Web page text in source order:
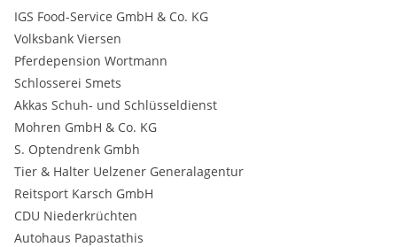
IGS Food-Service GmbH & Co. KG
Volksbank Viersen
Pferdepension Wortmann
Schlosserei Smets
Akkas Schuh- und Schlüsseldienst
Mohren GmbH & Co. KG
S. Optendrenk Gmbh
Tier & Halter Uelzener Generalagentur
Reitsport Karsch GmbH
CDU Niederkrüchten
Autohaus Papastathis